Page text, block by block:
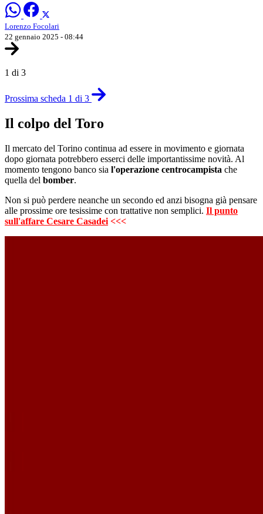
Lorenzo Focolari
22 gennaio 2025 - 08:44
1 di 3
Prossima scheda 1 di 3
Il colpo del Toro
Il mercato del Torino continua ad essere in movimento e giornata
dopo giornata potrebbero esserci delle importantissime novità. Al
momento tengono banco sia l'operazione centrocampista che
quella del bomber.
Non si può perdere neanche un secondo ed anzi bisogna già pensare
alle prossime ore tesissime con trattative non semplici. Il punto
sull'affare Cesare Casadei <<<